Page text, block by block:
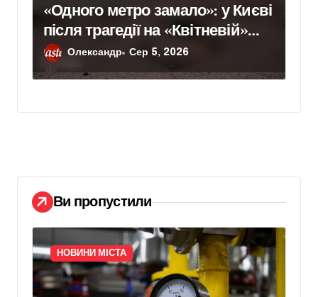
«Одного метро замало»: у Києві
після трагедії на «Квітневій»
вимагають додаткових
бетонних укриттів
Олександр Сер 5, 2026
Ви пропустили
НОВИНИ МІСТА